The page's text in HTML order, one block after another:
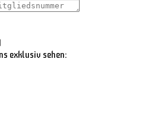
exklusiv sehen: